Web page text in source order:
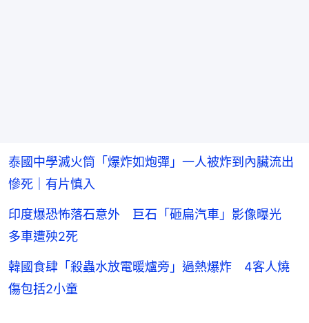
泰國中學滅火筒「爆炸如炮彈」一人被炸到內臟流出
慘死｜有片慎入
印度爆恐怖落石意外 巨石「砸扁汽車」影像曝光
多車遭殃2死
韓國食肆「殺蟲水放電暖爐旁」過熱爆炸 4客人燒
傷包括2小童